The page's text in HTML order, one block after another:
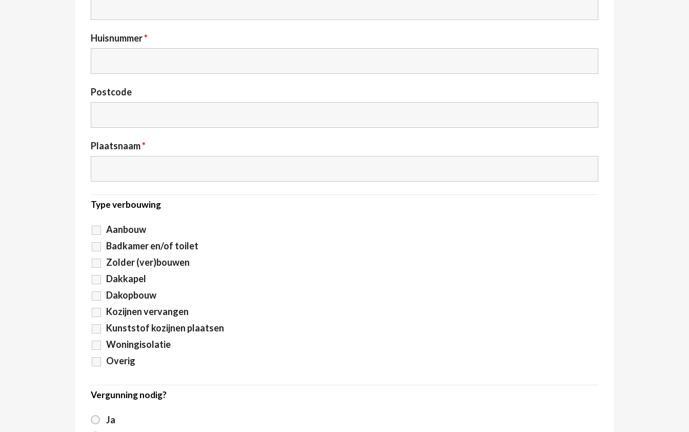
Huisnummer*
Postcode
Plaatsnaam*
Type verbouwing
Aanbouw
Badkamer en/of toilet
Zolder (ver)bouwen
Dakkapel
Dakopbouw
Kozijnen vervangen
Kunststof kozijnen plaatsen
Woningisolatie
Overig
Vergunning nodig?
Ja